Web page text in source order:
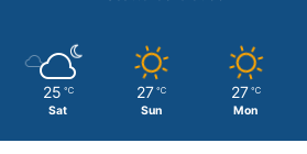
25 ℃
Sat
27 ℃
Sun
27 ℃
Mon